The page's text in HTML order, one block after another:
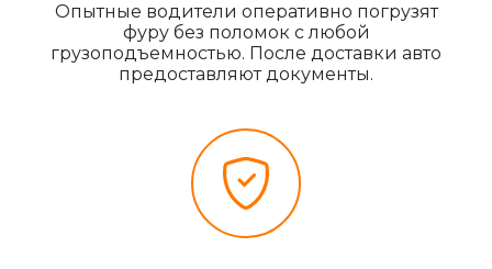
Опытные водители оперативно погрузят
фуру без поломок с любой
грузоподъемностью. После доставки авто
предоставляют документы.